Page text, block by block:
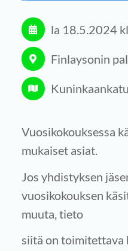
la 18.5.2024
Finlaysonin
Vuosikokouksessa
mukaiset asiat.
Jos yhdistyksen
vuosikokouksen
muuta, tieto
siitä on toimitettava